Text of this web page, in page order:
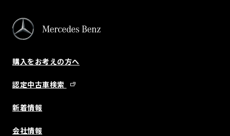
購入をお考えの方へ
認定中古車検索
新着情報
会社情報